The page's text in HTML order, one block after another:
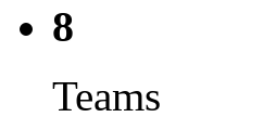
8
Teams